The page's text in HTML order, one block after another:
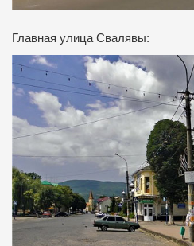
Главная улица Свалявы: